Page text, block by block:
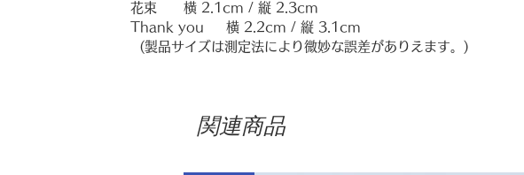
花束 横 2.1cm / 縦 2.3cm
Thank you 横 2.2cm / 縦 3.1cm
(製品サイズは測定法により微妙な誤差がありえます。)
関連商品